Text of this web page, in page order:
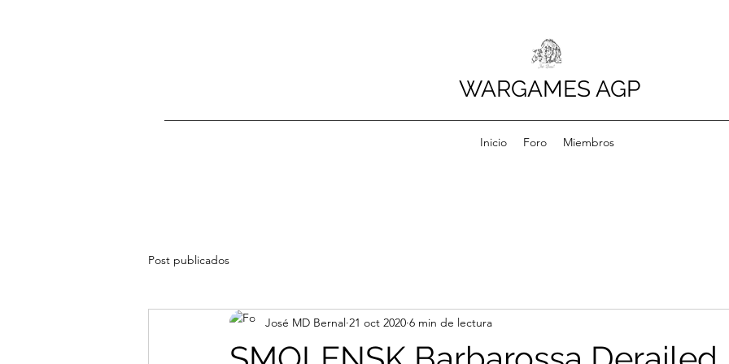
WARGAMES AGP
Inicio Foro Miembros
Post publicados
José MD Bernal 21 oct 2020 6 min de lectura